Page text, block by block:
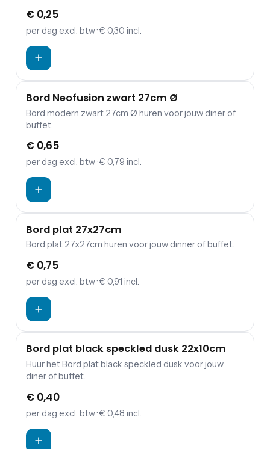
€ 0,25
per dag excl. btw· € 0,30 incl.
Bord Neofusion zwart 27cm Ø
Bord modern zwart 27cm Ø huren voor jouw diner of
buffet.
€ 0,65
per dag excl. btw· € 0,79 incl.
Bord plat 27x27cm
Bord plat 27x27cm huren voor jouw dinner of buffet.
€ 0,75
per dag excl. btw· € 0,91 incl.
Bord plat black speckled dusk 22x10cm
Huur het Bord plat black speckled dusk voor jouw
diner of buffet.
€ 0,40
per dag excl. btw· € 0,48 incl.